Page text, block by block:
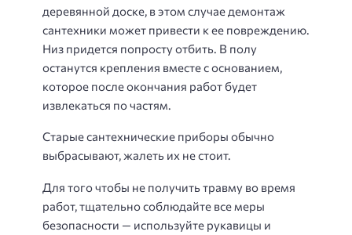
деревянной доске, в этом случае демонтаж
сантехники может привести к ее повреждению.
Низ придется попросту отбить. В полу
останутся крепления вместе с основанием,
которое после окончания работ будет
извлекаться по частям.
Старые сантехнические приборы обычно
выбрасывают, жалеть их не стоит.
Для того чтобы не получить травму во время
работ, тщательно соблюдайте все меры
безопасности — используйте рукавицы и